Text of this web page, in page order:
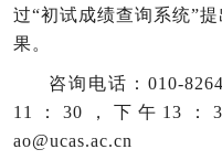
过“初试成绩查询系统”
果。
咨询电话：010-
11：30，下午13：
ao@ucas.ac.cn